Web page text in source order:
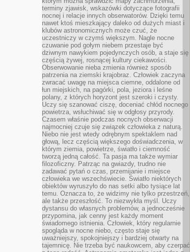
terminy zjawisk, wskazówki dotyczące fotografii
nocnej i relacje innych obserwatorów. Dzięki temu
nawet ktoś mieszkający daleko od dużych miast i
klubów astronomicznych może czuć, że
uczestniczy w czymś większym. Nagle nocne
czuwanie pod gołym niebem przestaje być
dziwnym nawykiem pojedynczych osób, a staje się
częścią żywej, rosnącej kultury ciekawości.
Obserwowanie nieba zmienia również sposób
patrzenia na ziemski krajobraz. Człowiek zaczyna
zwracać uwagę na miejsca ciemne, oddalone od
łun miejskich, na pagórki, pola, jeziora i leśne
polany, z których horyzont jest szeroki i czysty.
Uczy się szanować ciszę, doceniać chłód nocnego
powietrza, wsłuchiwać się w odgłosy przyrody.
Czasem właśnie podczas nocnych obserwacji
najmocniej czuje się związek człowieka z naturą.
Niebo nie jest wtedy odrębnym spektaklem nad
głową, lecz częścią większego doświadczenia, w
którym ziemia, powietrze, światło i ciemność
tworzą jedną całość. Ta pasja ma także wymiar
filozoficzny. Patrząc na gwiazdy, trudno nie
zadawać pytań o czas, przemijanie i miejsce
człowieka we wszechświecie. Światło niektórych
obiektów wyruszyło do nas setki albo tysiące lat
temu. Oznacza to, że widzimy nie tylko przestrzeń,
ale także przeszłość. To niezwykła myśl. Uczy
dystansu do własnych problemów, a jednocześnie
przypomina, jak cenny jest każdy moment
świadomego istnienia. Człowiek, który regularnie
spogląda w nocne niebo, często staje się
uważniejszy, spokojniejszy i bardziej otwarty na
tajemnicę. Nie trzeba być naukowcem, aby czerpać